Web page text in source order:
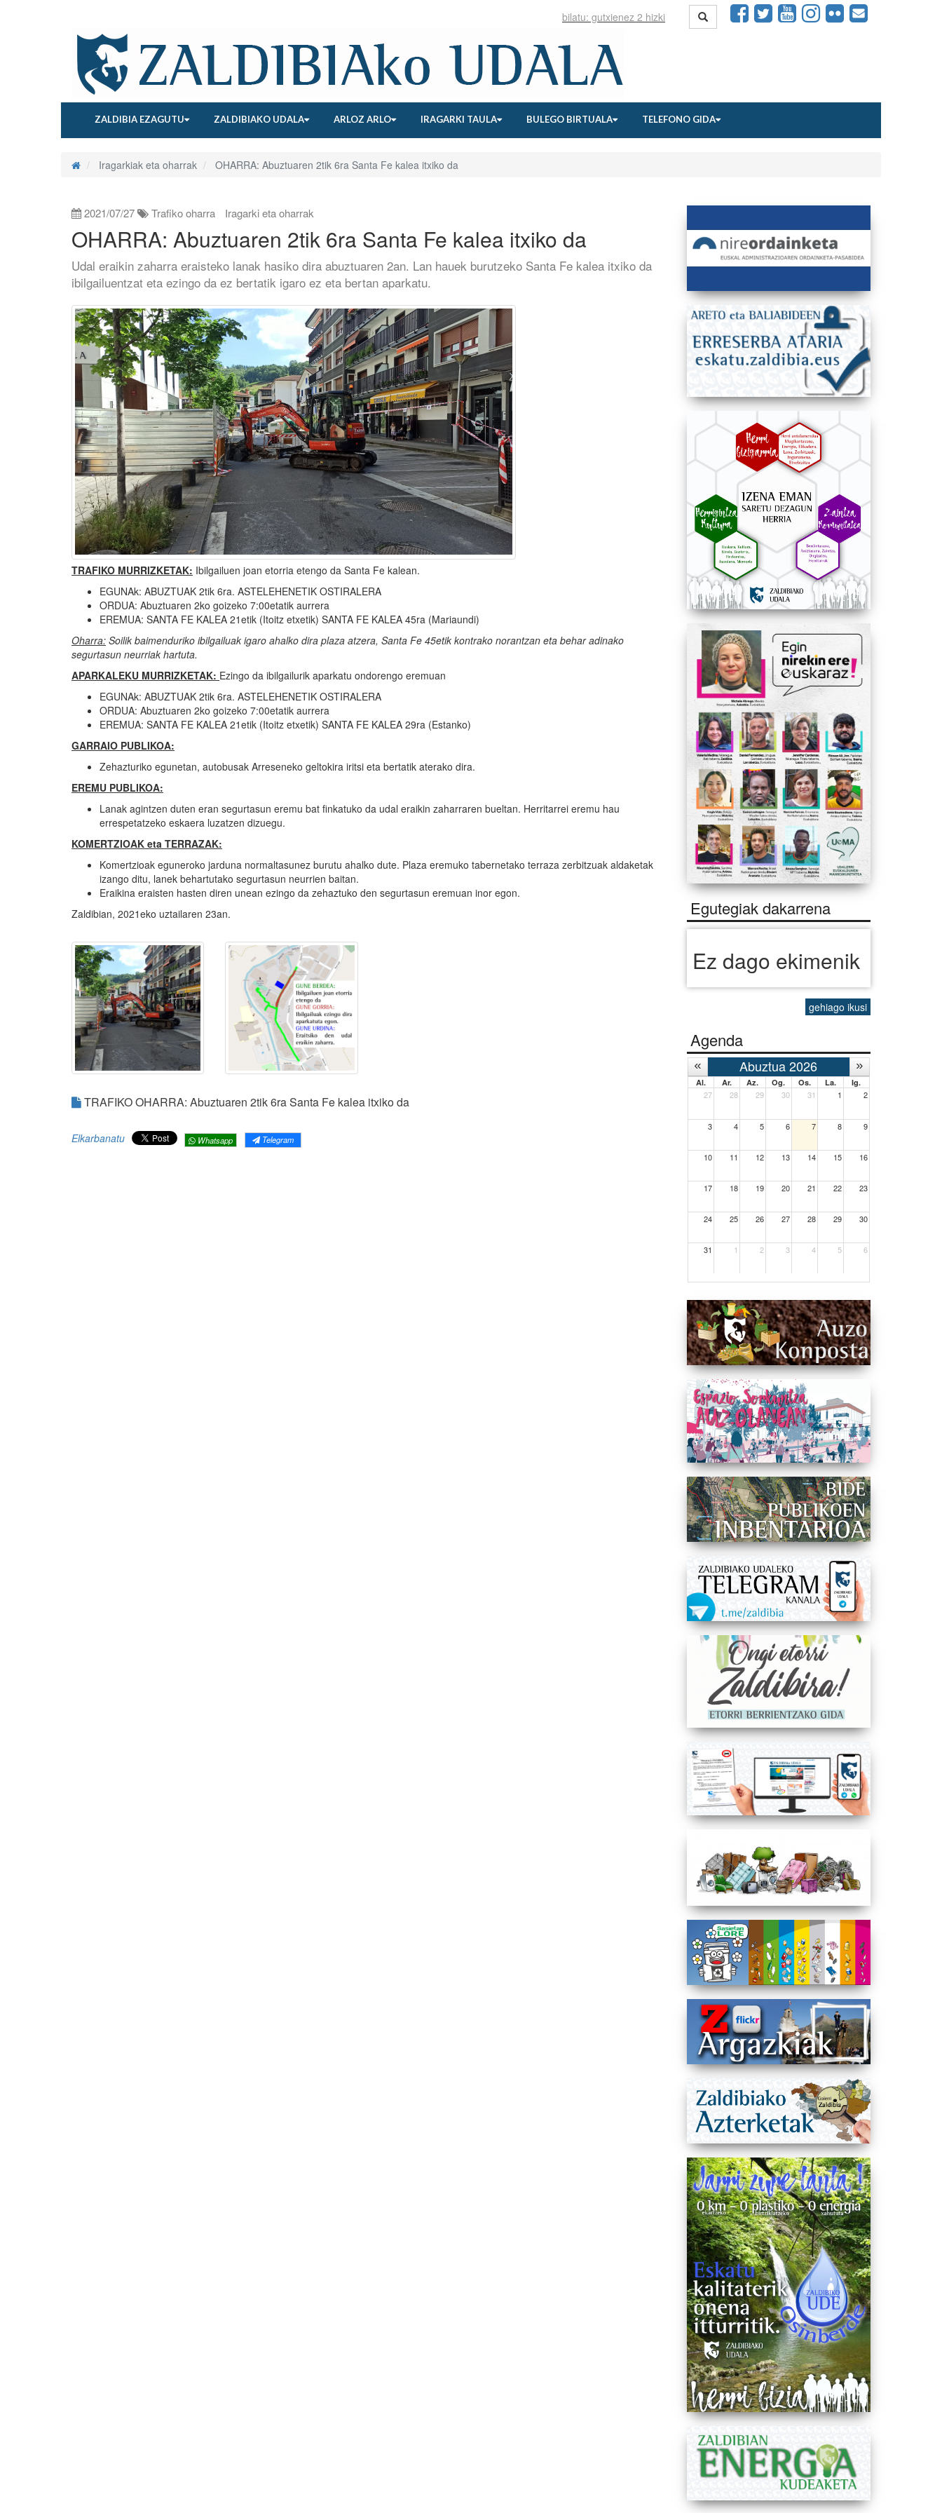
ZALDIBIA EZAGUTU ZALDIBIAKO UDALA ARLOZ ARLO IRAGARKI TAULA BULEGO BIRTUALA TELEFONO GIDA
Iragarkiak eta oharrak OHARRA: Abuztuaren 2tik 6ra Santa Fe kalea itxiko da
2021/07/27 Trafiko oharra Iragarki eta oharrak
OHARRA: Abuztuaren 2tik 6ra Santa Fe kalea itxiko da
Udal eraikin zaharra eraisteko lanak hasiko dira abuztuaren 2an. Lan hauek burutzeko Santa Fe kalea itxiko da
ibilgailuentzat eta ezingo da ez bertatik igaro ez eta bertan aparkatu.
TRAFIKO MURRIZKETAK: Ibilgailuen joan etorria etengo da Santa Fe kalean.
EGUNAk: ABUZTUAK 2tik 6ra. ASTELEHENETIK OSTIRALERA
ORDUA: Abuztuaren 2ko goizeko 7:00etatik aurrera
EREMUA: SANTA FE KALEA 21etik (Itoitz etxetik) SANTA FE KALEA 45ra (Mariaundi)
Oharra: Soilik baimenduriko ibilgailuak igaro ahalko dira plaza atzera, Santa Fe 45etik kontrako norantzan eta behar adinako
segurtasun neurriak hartuta.
APARKALEKU MURRIZKETAK: Ezingo da ibilgailurik aparkatu ondorengo eremuan
EGUNAk: ABUZTUAK 2tik 6ra. ASTELEHENETIK OSTIRALERA
ORDUA: Abuztuaren 2ko goizeko 7:00etatik aurrera
EREMUA: SANTA FE KALEA 21etik (Itoitz etxetik) SANTA FE KALEA 29ra (Estanko)
GARRAIO PUBLIKOA:
Zehazturiko egunetan, autobusak Arreseneko geltokira iritsi eta bertatik aterako dira.
EREMU PUBLIKOA:
Lanak agintzen duten eran segurtasun eremu bat finkatuko da udal eraikin zaharraren bueltan. Herritarrei eremu hau
errespetatzeko eskaera luzatzen dizuegu.
KOMERTZIOAK eta TERRAZAK:
Komertzioak eguneroko jarduna normaltasunez burutu ahalko dute. Plaza eremuko tabernetako terraza zerbitzuak aldaketak
izango ditu, lanek behartutako segurtasun neurrien baitan.
Eraikina eraisten hasten diren unean ezingo da zehaztuko den segurtasun eremuan inor egon.
Zaldibian, 2021eko uztailaren 23an.
TRAFIKO OHARRA: Abuztuaren 2tik 6ra Santa Fe kalea itxiko da
Elkarbanatu Whatsapp Telegram
Egutegiak dakarrena
Ez dago ekimenik
gehiago ikusi
Agenda
Abuztua 2026
Al. Ar. Az. Og. Os. La. Ig.
27 28 29 30 31 1 2
3 4 5 6 7 8 9
10 11 12 13 14 15 16
17 18 19 20 21 22 23
24 25 26 27 28 29 30
31 1 2 3 4 5 6